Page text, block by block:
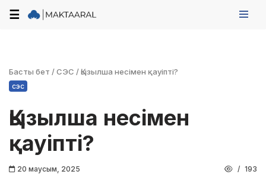
☰
Басты бет /СЭС /Қызылша несімен қауіпті?
сэс
Қызылша несімен
қауіпті?
20 маусым, 2025 193